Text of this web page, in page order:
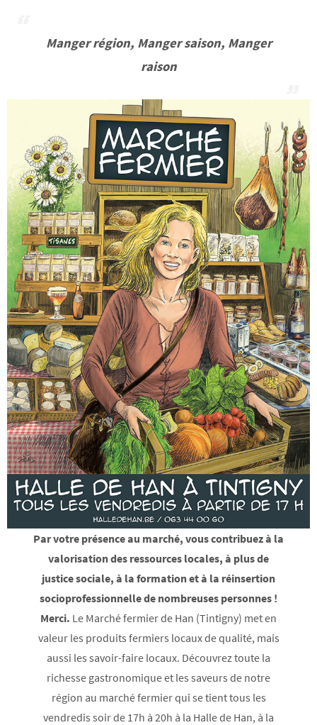
Manger région, Manger saison, Manger
raison
Par votre présence au marché, vous contribuez à la
valorisation des ressources locales, à plus de
justice sociale, à la formation et à la réinsertion
socioprofessionnelle de nombreuses personnes !
Merci. Le Marché fermier de Han (Tintigny) met en
valeur les produits fermiers locaux de qualité, mais
aussi les savoir-faire locaux. Découvrez toute la
richesse gastronomique et les saveurs de notre
région au marché fermier qui se tient tous les
vendredis soir de 17h à 20h à la Halle de Han, à la